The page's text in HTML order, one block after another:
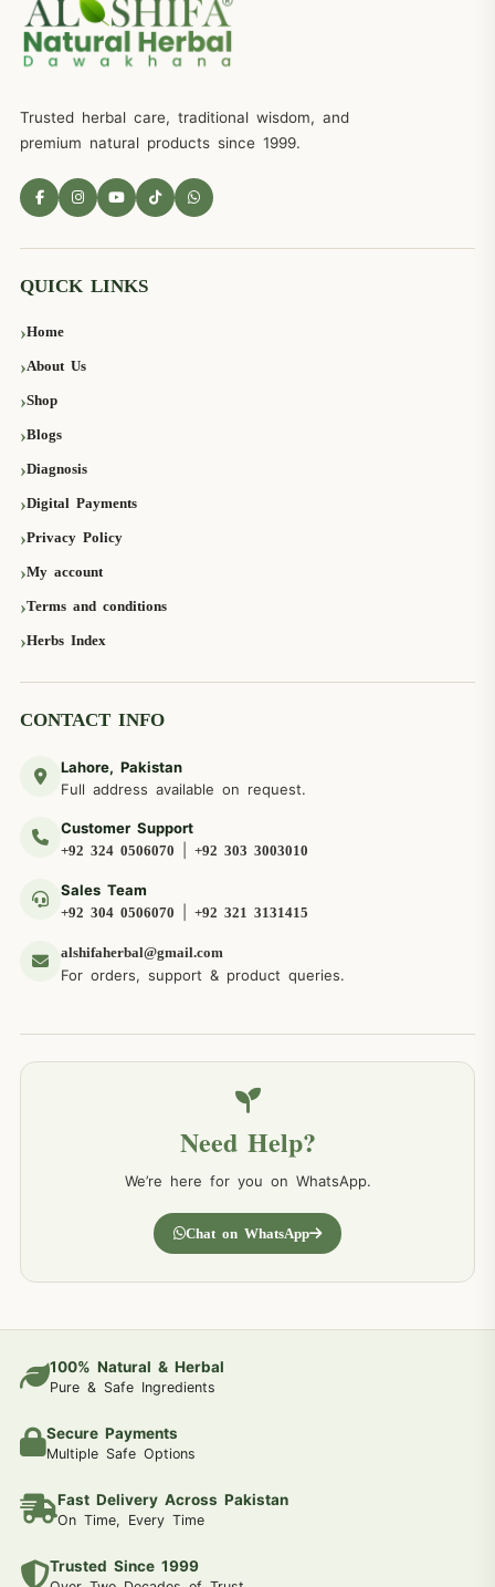
Trusted herbal care, traditional wisdom, and
premium natural products since 1999.
QUICK LINKS
Home
About Us
Shop
Blogs
Diagnosis
Digital Payments
Privacy Policy
My account
Terms and conditions
Herbs Index
CONTACT INFO
Lahore, Pakistan
Full address available on request.
Customer Support
+92 324 0506070 +92 303 3003010
Sales Team
+92 304 0506070 +92 321 3131415
alshifaherbal@gmail.com
For orders, support & product queries.
Need Help?
We’re here for you on WhatsApp.
Chat on WhatsApp
100% Natural & Herbal
Pure & Safe Ingredients
Secure Payments
Multiple Safe Options
Fast Delivery Across Pakistan
On Time, Every Time
Trusted Since 1999